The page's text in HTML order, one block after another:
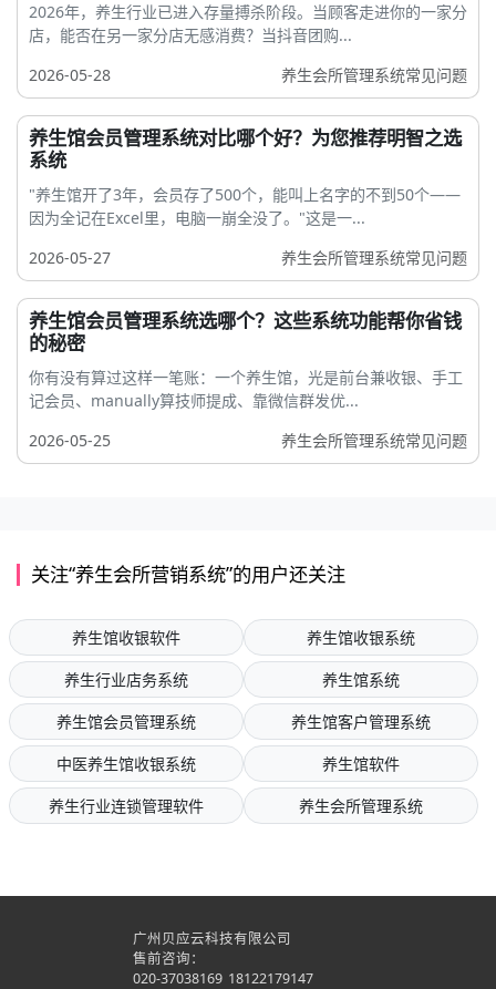
2026年，养生行业已进入存量搏杀阶段。当顾客走进你的一家分
店，能否在另一家分店无感消费？当抖音团购...
2026-05-28
养生会所管理系统常见问题
养生馆会员管理系统对比哪个好？为您推荐明智之选
系统
"养生馆开了3年，会员存了500个，能叫上名字的不到50个——
因为全记在Excel里，电脑一崩全没了。"这是一...
2026-05-27
养生会所管理系统常见问题
养生馆会员管理系统选哪个？这些系统功能帮你省钱
的秘密
你有没有算过这样一笔账：一个养生馆，光是前台兼收银、手工
记会员、manually算技师提成、靠微信群发优...
2026-05-25
养生会所管理系统常见问题
关注“养生会所营销系统”的用户还关注
养生馆收银软件
养生馆收银系统
养生行业店务系统
养生馆系统
养生馆会员管理系统
养生馆客户管理系统
中医养生馆收银系统
养生馆软件
养生行业连锁管理软件
养生会所管理系统
广州贝应云科技有限公司
售前咨询：
020-37038169 18122179147